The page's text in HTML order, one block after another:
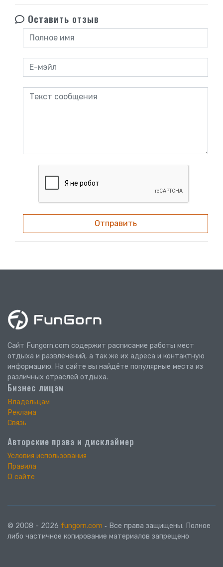
Оставить отзыв
Отправить
Сайт Fungorn.com содержит расписание работы мест
отдыха и развлечений, а так же их адреса и контактную
информацию. На сайте вы найдёте популярные места из
различных отраслей отдыха.
Бизнес лицам
Владельцам
Реклама
Связь
Авторские права и дисклаймер
Условия использования
Правила
О сайте
© 2008 - 2026 fungorn.com ‐ Все права защищены. Полное
либо частичное копирование материалов запрещено